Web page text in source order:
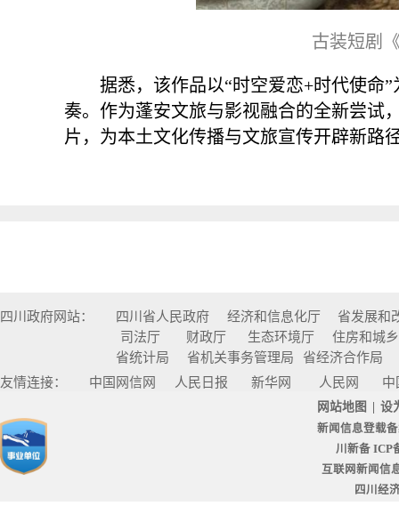
古装短剧
据悉，该作品以“时空爱恋+时代使命
奏。作为蓬安文旅与影视融合的全新尝试
片，为本土文化传播与文旅宣传开辟新路
四川政府网站： 四川省人民政府 经济和信息化厅
省发展和
司法厅
财政厅 生态环境厅
住房和城
省统计局
省机关事务管理局
省经济合作局
友情连接：
中国网信网 人民日报 新华网 人民网 中
网站地图 设
新闻信息登载
川新备 ICP
互联网新闻信
四川经